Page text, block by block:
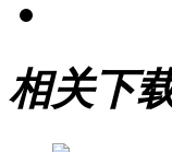
相关下